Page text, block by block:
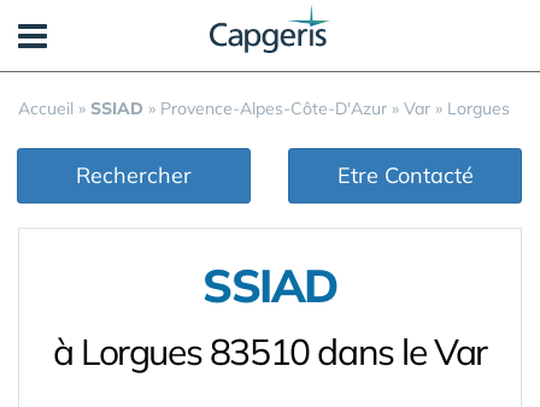
Accueil » SSIAD » Provence-Alpes-Côte-D'Azur » Var » Lorgues
Rechercher Etre Contacté
SSIAD
à Lorgues 83510 dans le Var